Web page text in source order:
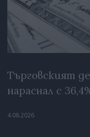
Търговският
нараснал с
4.08.2026